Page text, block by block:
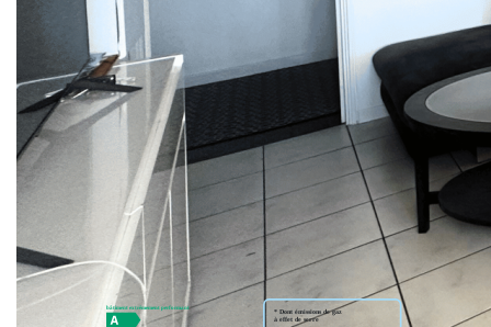
L'appartement est en très bon état général et a été
récemment rénové. Le chauffage collectif a été refait à neuf
il y a deux ans.
Le bien est actuellement loué, ce qui en fait une opportunité
idéale pour un investisseur à la recherche d'un bien
immédiatement rentable.
Nos honoraires Nous contacter
Diagnostics énergétiques